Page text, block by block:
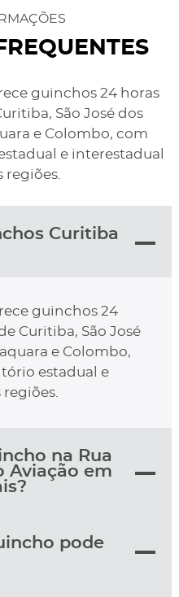
guinchos 24 horas
São José dos
e Colombo, com
e interestadual
regiões.
Curitiba
guinchos 24
Curitiba, São José
e Colombo,
estadual e
na Rua
Aviação em
pode